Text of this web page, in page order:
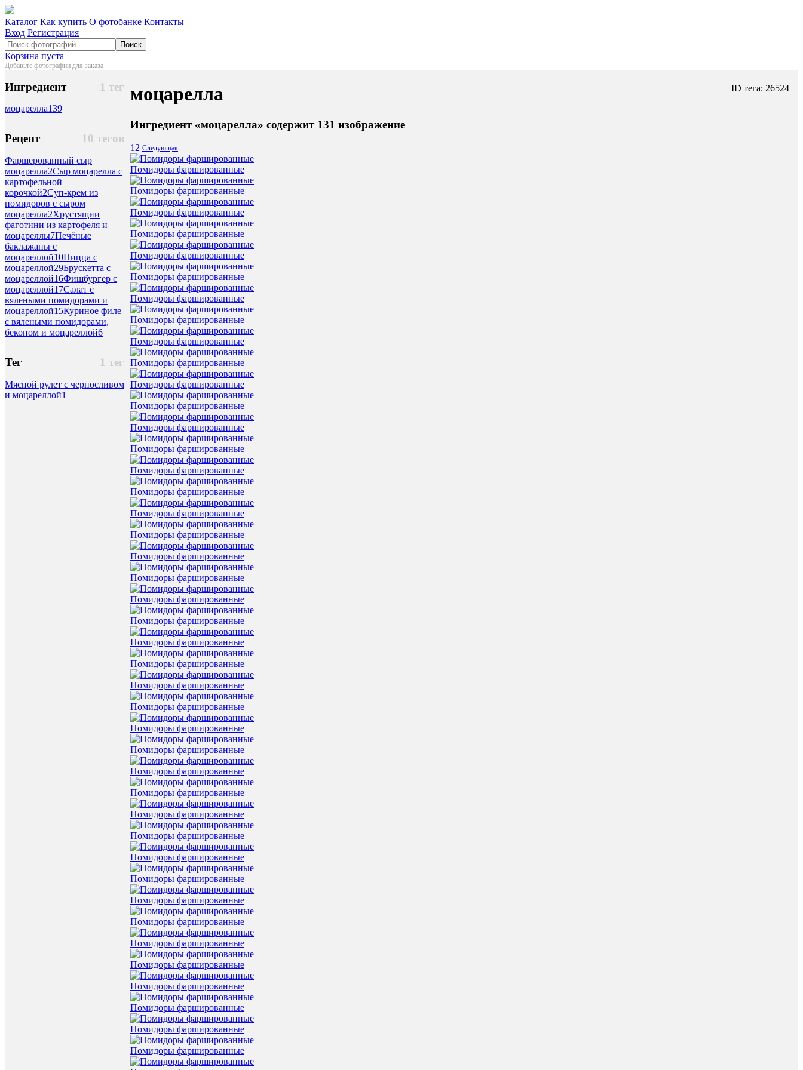
Каталог Как купить О фотобанке Контакты
Вход Регистрация
Поиск
Корзина пуста
Добавьте фотографии для заказа
1 тег
Ингредиент
моцарелла139
10 тегов
Рецепт
Фаршерованный сыр
моцарелла2Сыр моцарелла с
картофельной
корочкой2Суп-крем из
помидоров с сыром
моцарелла2Хрустящии
фаготини из картофеля и
моцареллы7Печёные
баклажаны с
моцареллой10Пицца с
моцареллой29Брускетта с
моцареллой16Фишбургер с
моцареллой17Салат с
вялеными помидорами и
моцареллой15Куриное филе
с вялеными помидорами,
беконом и моцареллой6
1 тег
Тег
Мясной рулет с черносливом
и моцареллой1
ID тега: 26524
моцарелла
Ингредиент «моцарелла» содержит 131 изображение
1 2 Следующая
Помидоры фаршированные
Помидоры фаршированные
Помидоры фаршированные
Помидоры фаршированные
Помидоры фаршированные
Помидоры фаршированные
Помидоры фаршированные
Помидоры фаршированные
Помидоры фаршированные
Помидоры фаршированные
Помидоры фаршированные
Помидоры фаршированные
Помидоры фаршированные
Помидоры фаршированные
Помидоры фаршированные
Помидоры фаршированные
Помидоры фаршированные
Помидоры фаршированные
Помидоры фаршированные
Помидоры фаршированные
Помидоры фаршированные
Помидоры фаршированные
Помидоры фаршированные
Помидоры фаршированные
Помидоры фаршированные
Помидоры фаршированные
Помидоры фаршированные
Помидоры фаршированные
Помидоры фаршированные
Помидоры фаршированные
Помидоры фаршированные
Помидоры фаршированные
Помидоры фаршированные
Помидоры фаршированные
Помидоры фаршированные
Помидоры фаршированные
Помидоры фаршированные
Помидоры фаршированные
Помидоры фаршированные
Помидоры фаршированные
Помидоры фаршированные
Помидоры фаршированные